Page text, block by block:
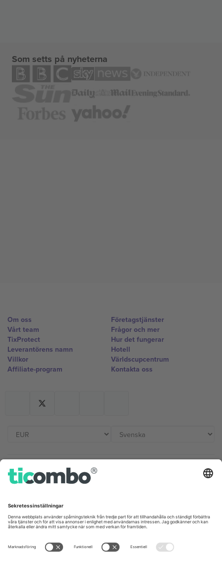
Som setts på nyheterna
Om oss
Vårt team
TixProtect
Leverantörens namn
Villkor
Affiliate-program
Företagstjänster
Frågor och mer
Hur det fungerar
Hotell
Världscupcentrum
Kontakta oss
Kontor och support
Unter den Linden 24, 10117
Berlin, Germany
London, EC1V 1AW, United
Kingdom
United States
Switzerland